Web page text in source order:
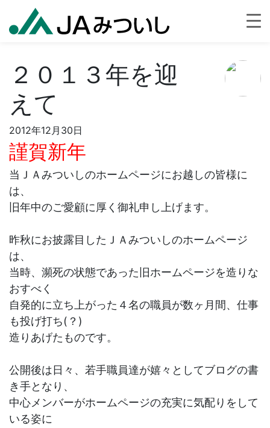
２０１３年を迎
えて
2012年12月30日
謹賀新年
当ＪＡみついしのホームページにお越しの皆様に
は、
旧年中のご愛顧に厚く御礼申し上げます。
昨秋にお披露目したＪＡみついしのホームページ
は、
当時、瀕死の状態であった旧ホームページを造りな
おすべく
自発的に立ち上がった４名の職員が数ヶ月間、仕事
も投げ打ち(？)
造りあげたものです。
公開後は日々、若手職員達が嬉々としてブログの書
き手となり、
中心メンバーがホームページの充実に気配りをして
いる姿に